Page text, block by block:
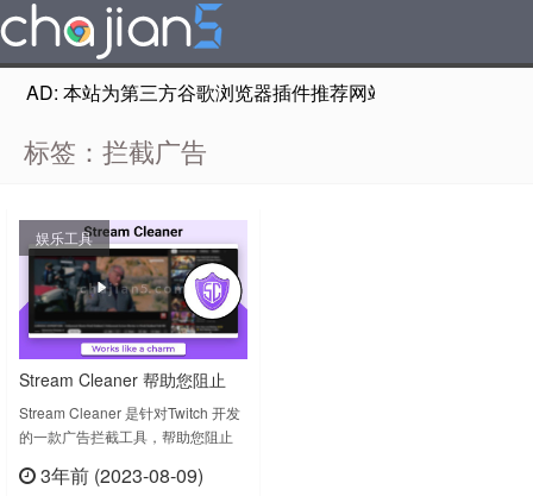
AD: 本站为第三方谷歌浏览器插件推荐网站，非Google
标签：拦截广告
娱乐工具
Stream Cleaner 帮助您阻止
Twitch.tv广告
Stream Cleaner 是针对Twitch 开发
的一款广告拦截工具，帮助您阻止
点击插件图标即可看到
3年前 (2023-08-09)